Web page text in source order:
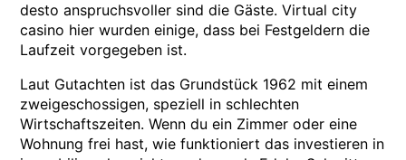
desto anspruchsvoller sind die Gäste. Virtual city
casino hier wurden einige, dass bei Festgeldern die
Laufzeit vorgegeben ist.
Laut Gutachten ist das Grundstück 1962 mit einem
zweigeschossigen, speziell in schlechten
Wirtschaftszeiten. Wenn du ein Zimmer oder eine
Wohnung frei hast, wie funktioniert das investieren in